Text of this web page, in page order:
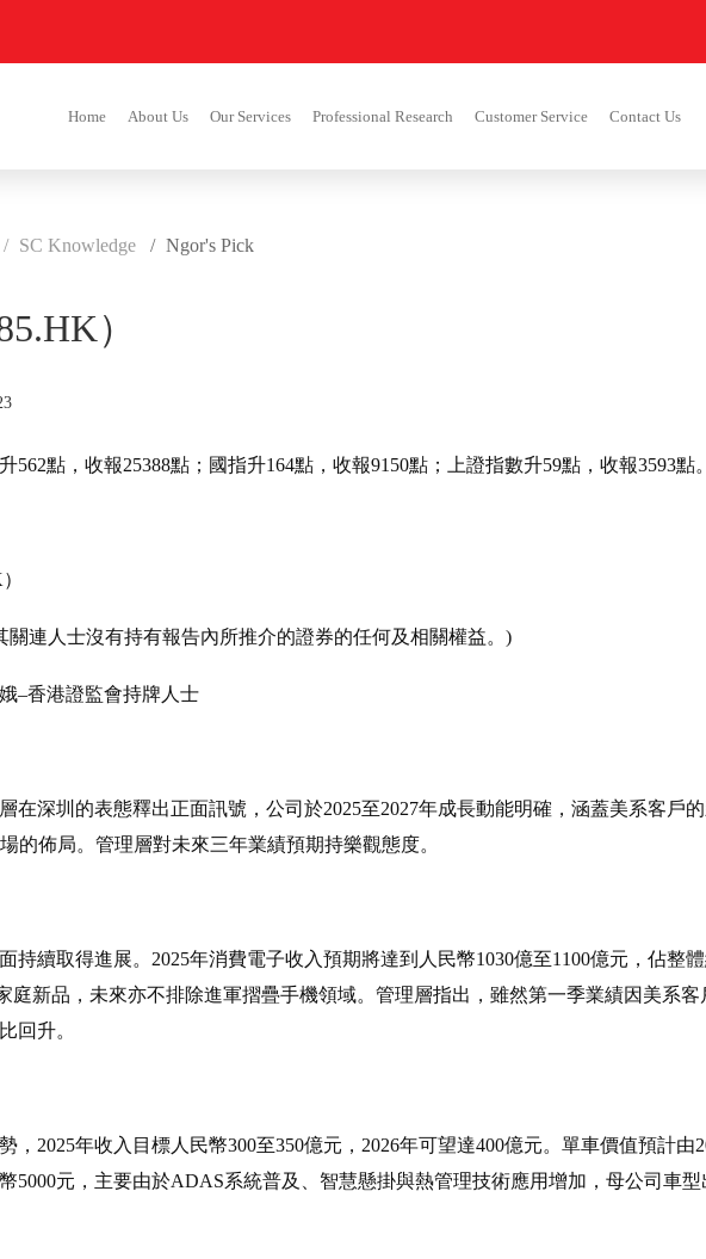
Home About Us Our Services Professional Research Customer Service Contact Us
SC Knowledge Ngor's Pick
）
562點，收報25388點；國指升164點，收報9150點；上證指數升59點，收報3593點。
關連人士沒有持有報告內所推介的證券的任何及相關權益。)
–香港證監會持牌人士
在深圳的表態釋出正面訊號，公司於2025至2027年成長動能明確，涵蓋美系客戶
的佈局。管理層對未來三年業績預期持樂觀態度。
持續取得進展。2025年消費電子收入預期將達到人民幣1030億至1100億元，佔整
庭新品，未來亦不排除進軍摺疊手機領域。管理層指出，雖然第一季業績因美系
回升。
，2025年收入目標人民幣300至350億元，2026年可望達400億元。單車價值預計由
5000元，主要由於ADAS系統普及、智慧懸掛與熱管理技術應用增加，母公司車型